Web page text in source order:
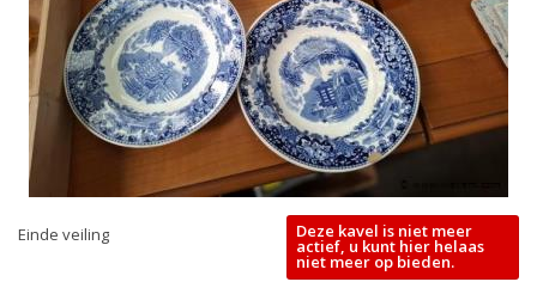
Einde veiling Deze kavel is niet meer
actief, u kunt hier helaas
niet meer op bieden.